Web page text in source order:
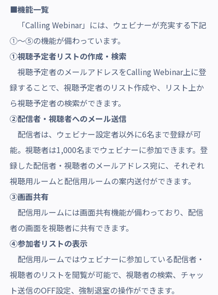
■機能一覧
「Calling Webinar」には、ウェビナーが充実する下記
①～⑤の機能が備わっています。
①視聴予定者リストの作成・検索
視聴予定者のメールアドレスをCalling Webinar上に登
録することで、視聴予定者のリスト作成や、リスト上か
ら視聴予定者の検索ができます。
②配信者・視聴者へのメール送信
配信者は、ウェビナー設定者以外に6名まで登録が可
能。視聴者は1,000名までウェビナーに参加できます。登
録した配信者・視聴者のメールアドレス宛に、それぞれ
視聴用ルームと配信用ルームの案内送付ができます。
③画面共有
配信用ルームには画面共有機能が備わっており、配信
者の画面を視聴者に共有できます。
④参加者リストの表示
配信用ルームではウェビナーに参加している配信者・
視聴者のリストを閲覧が可能で、視聴者の検索、チャッ
ト送信のOFF設定、強制退室の操作ができます。